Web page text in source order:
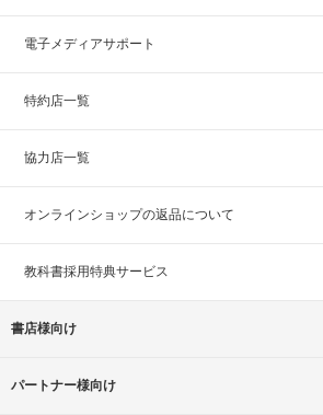
電子メディアサポート
特約店一覧
協力店一覧
オンラインショップの返品について
教科書採用特典サービス
書店様向け
パートナー様向け